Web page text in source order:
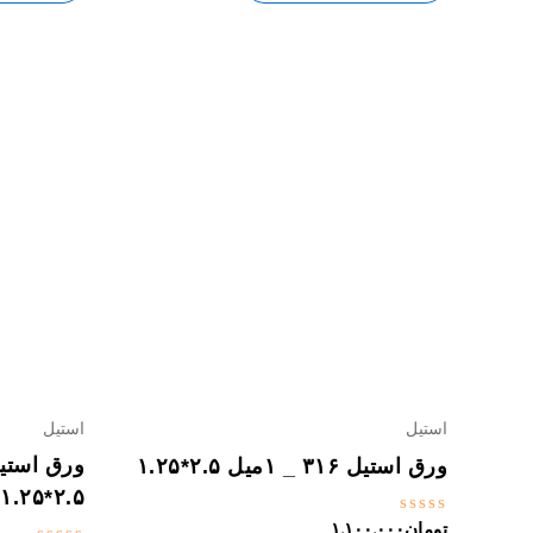
استیل
ورق استیل ۳۱۶ _ ۱میل ۲.۵*۱.۲۵
نمره
استیل
۲.۵*۱.۲۵